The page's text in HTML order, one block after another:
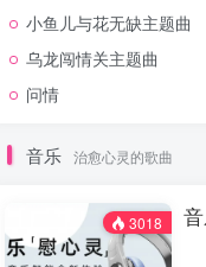
小鱼儿与花无缺主题曲
乌龙闯情关主题曲
问情
音乐 治愈心灵的歌曲
3018
家有仙妻主题曲
倚天屠龙记主题曲、片头曲
渴望主题曲
少年包青天主题曲